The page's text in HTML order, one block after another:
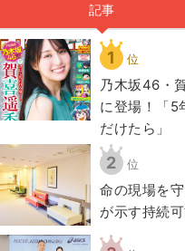
記事
1 位
乃木坂46・
に登場！「5
だけたら」
2 位
命の現場を
が示す持続